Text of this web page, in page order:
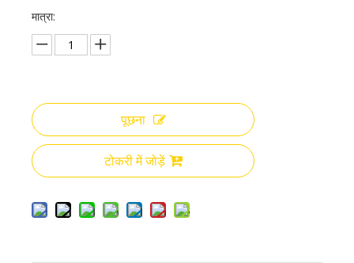
मात्रा:
पूछना
टोकरी में जोड़ें